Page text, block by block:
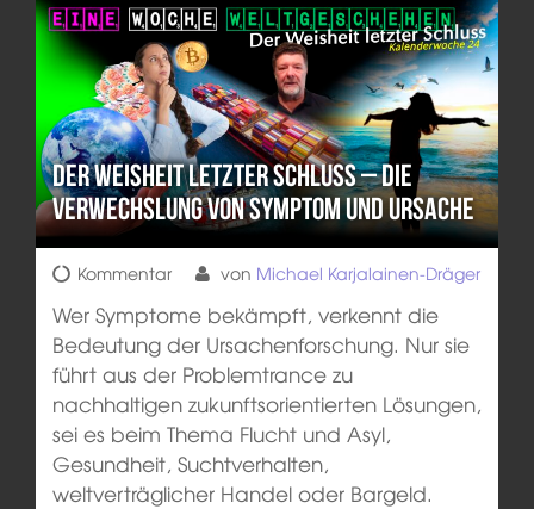
Der Weisheit letzter Schluss – Die
Verwechslung von Symptom und Ursache
Kommentar von Michael Karjalainen-Dräger
Wer Symptome bekämpft, verkennt die
Bedeutung der Ursachenforschung. Nur sie
führt aus der Problemtrance zu
nachhaltigen zukunftsorientierten Lösungen,
sei es beim Thema Flucht und Asyl,
Gesundheit, Suchtverhalten,
weltverträglicher Handel oder Bargeld.